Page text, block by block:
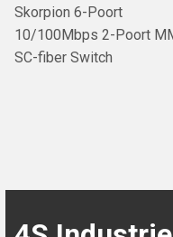
Skorpion 6-Poort
10/100Mbps 2-Poort
SC-fiber Switch